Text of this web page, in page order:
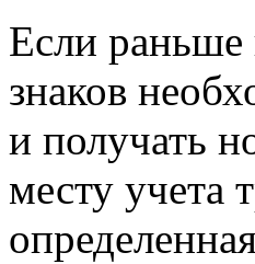
Если раньше
знаков
и получать
месту учета